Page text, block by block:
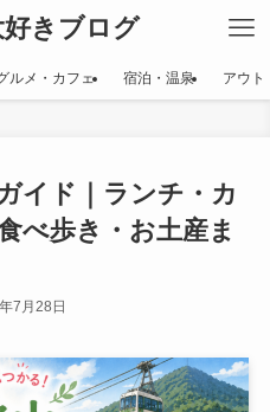
きブログ
ルメ・カフェ 宿泊・温泉 アウト
イド｜ランチ・カ
べ歩き・お土産ま
7月28日